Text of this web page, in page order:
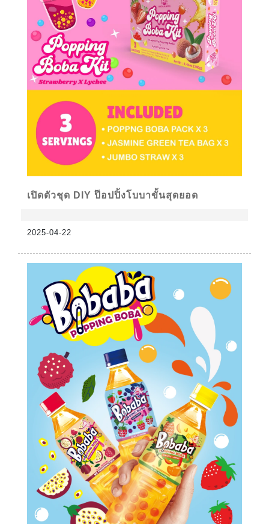
เปิดตัวชุด DIY ป๊อปปิ้งโบบาขั้นสุดยอด
2025-04-22